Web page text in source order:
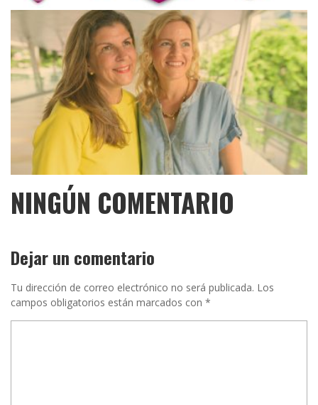
NINGÚN COMENTARIO
Dejar un comentario
Tu dirección de correo electrónico no será publicada. Los
campos obligatorios están marcados con *